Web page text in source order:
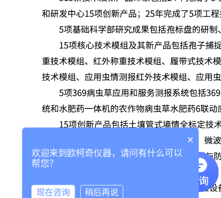
×
欢迎来到欧柯奇仪器，请问有什么可以
帮您？
现在咨询 稍后再说